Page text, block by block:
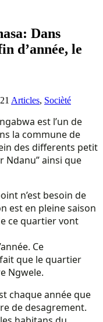
Dans
d’année, le
Articles, Socièté
est l’un de
la commune de
des differents petit
Ndanu” ainsi que
n’est besoin de
est en pleine saison
ce quartier vont
Ce
que le quartier
Ngwele.
chaque année que
de desagrement.